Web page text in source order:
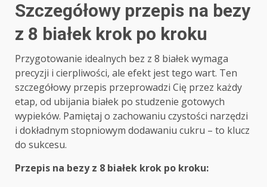
Szczegółowy przepis na bezy
z 8 białek krok po kroku
Przygotowanie idealnych bez z 8 białek wymaga
precyzji i cierpliwości, ale efekt jest tego wart. Ten
szczegółowy przepis przeprowadzi Cię przez każdy
etap, od ubijania białek po studzenie gotowych
wypieków. Pamiętaj o zachowaniu czystości narzędzi
i dokładnym stopniowym dodawaniu cukru – to klucz
do sukcesu.
Przepis na bezy z 8 białek krok po kroku: